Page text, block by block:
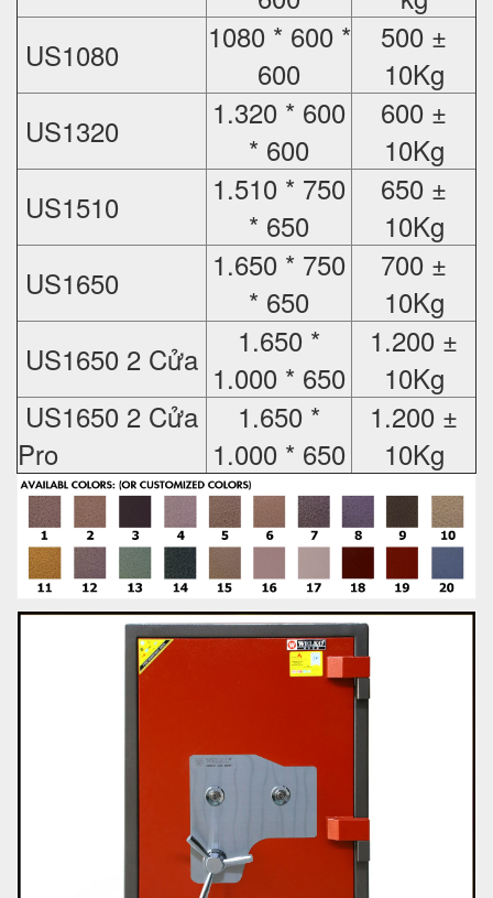
US1080
1080 * 600 *
600
500 ±
10Kg
US1320
1.320 * 600
* 600
600 ±
10Kg
US1510
1.510 * 750
* 650
650 ±
10Kg
US1650
1.650 * 750
* 650
700 ±
10Kg
US1650 2 Cửa
1.650 *
1.000 * 650
1.200 ±
10Kg
US1650 2 Cửa
Pro
1.650 *
1.000 * 650
1.200 ±
10Kg